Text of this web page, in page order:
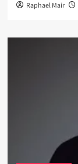
Raphael Mair